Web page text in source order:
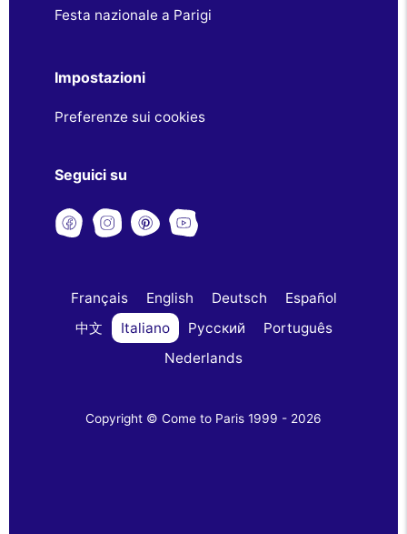
Festa nazionale a Parigi
Impostazioni
Preferenze sui cookies
Seguici su
Français English Deutsch
Español
中文
Italiano Русский
Português
Nederlands
Copyright © Come to Paris 1999 - 2026